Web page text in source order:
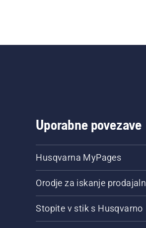
Uporabne povezave
Husqvarna MyPages
Orodje za iskanje prodajaln
Stopite v stik s Husqvarno